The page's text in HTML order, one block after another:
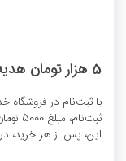
5 هزار تومان هدیه ثبت‌نام با کد معرف اومو
با ثبت‌نام در فروشگاه
این، پس از هر خرید،
...